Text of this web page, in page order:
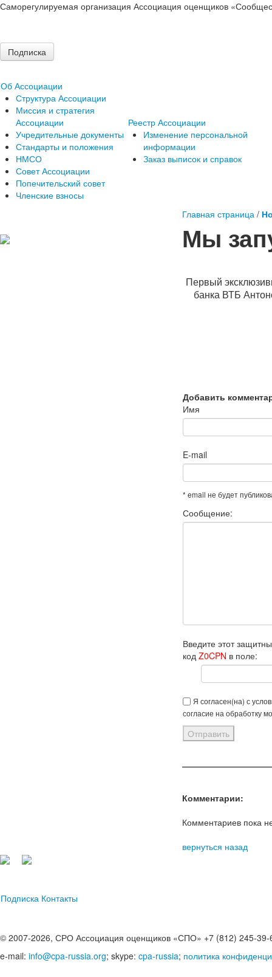
Саморегулируемая организация Ассоциация оценщиков
Подписка
Об Ассоциации
Структура Ассоциации
Миссия и стратегия
Ассоциации
Учредительные документы
Стандарты и положения
НМСО
Совет Ассоциации
Попечительский совет
Членские взносы
Реестр Ассоциации
Изменение персональной
информации
Заказ выписок и справок
Главная страница /
Мы
Первый
банка ВТБ
Добавить
Имя
E-mail
* email не будет
Сообщение:
Введите этот
код Z0CPN в поле:
Я согласен(на) с
согласие на обработку
Комментарии:
Комментариев пока
вернуться назад
Подписка Контакты
© 2007-2026, СРО Ассоциация оценщиков «СПО» +7 (812) 245-39-
e-mail: info@cpa-russia.org; skype: cpa-russia; политика